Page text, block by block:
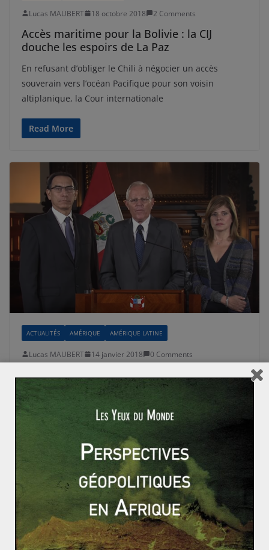
Lucas MAUBERT 18 octobre 2018 2 Comments
Accès maritime pour la Bolivie : la CIJ
douche les espoirs de La Paz
En refusant d’obliger le Chili à négocier un accès
souverain vers l’océan Pacifique pour son voisin
altiplanique, la Cour internationale
Read More
ACTUALITÉS AMÉRIQUE AMÉRIQUE LATINE
Lucas MAUBERT 14 janvier 2018 0 Comments
Le Pérou en pleine crise politique
Les nouvelles turbulences liées au scandale
international de corruption Odebrecht ont bien failli
faire tomber le président du Pérou, Pedro